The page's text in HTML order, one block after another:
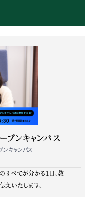
プンキャンパス
ンキャンパス
すべてが分かる１日。教
いたします。